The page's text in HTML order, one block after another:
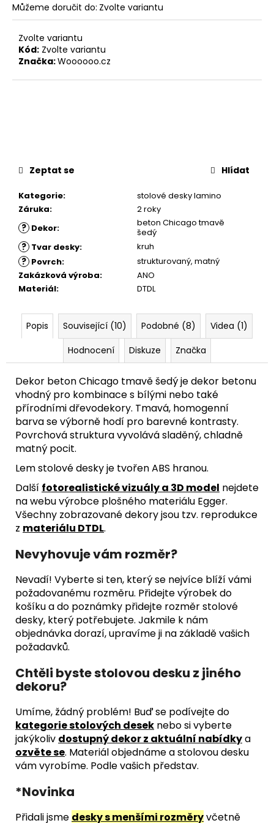
Můžeme doručit do: Zvolte variantu
Zvolte variantu
Kód: Zvolte variantu
Značka:Woooooo.cz
Kategorie:
stolové desky lamino
Záruka: 2 roky
? Dekor:
beton Chicago tmavě
šedý
? Tvar desky: kruh
? Povrch: strukturovaný, matný
Zakázková výroba:
ANO
Materiál: DTDL
Zeptat se Hlídat
Popis Související (10) Podobné (8)
Videa (1)
Hodnocení
Diskuze Značka
Dekor beton Chicago tmavě šedý je dekor betonu
vhodný pro kombinace s bílými nebo také
přírodními dřevodekory. Tmavá, homogenní
barva se výborně hodí pro barevné kontrasty.
Povrchová struktura vyvolává sladěný, chladně
matný pocit.
Lem stolové desky je tvořen ABS hranou.
Další fotorealistické vizuály a 3D model nejdete
na webu výrobce plošného materiálu Egger.
Všechny zobrazované dekory jsou tzv. reprodukce
z materiálu DTDL.
Nevyhovuje vám rozměr?
Nevadí! Vyberte si ten, který se nejvíce blíží vámi
požadovanému rozměru. Přidejte výrobek do
košíku a do poznámky přidejte rozměr stolové
desky, který potřebujete. Jakmile k nám
objednávka dorazí, upravíme ji na základě vašich
požadavků.
Chtěli byste stolovou desku z jiného
dekoru?
Umíme, žádný problém! Buď se podívejte do
kategorie stolových desek nebo si vyberte
jakýkoliv dostupný dekor z aktuální nabídkya
ozvěte se. Materiál objednáme a stolovou desku
vám vyrobíme. Podle vašich představ.
*Novinka
Přidali jsme desky s menšími rozměryvčetně